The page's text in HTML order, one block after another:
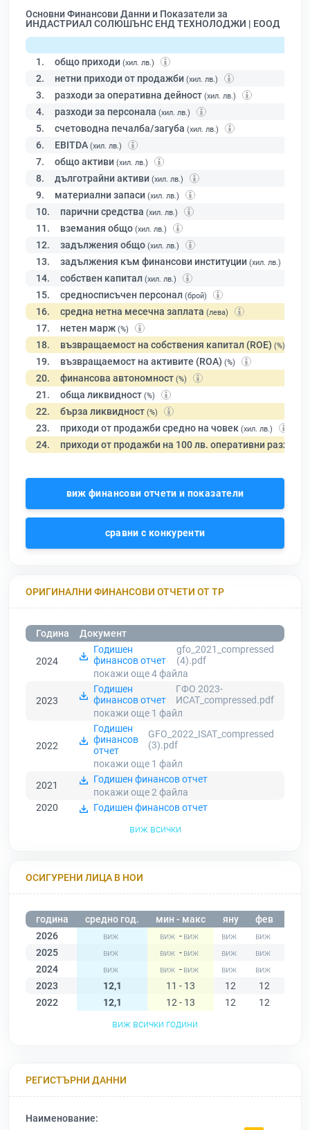
Основни Финансови Данни и Показатели за
ИНДАСТРИАЛ СОЛЮШЪНС ЕНД ТЕХНОЛОДЖИ | ЕООД
1. общо приходи (хил. лв.)
2. нетни приходи от продажби (хил. лв.)
3. разходи за оперативна дейност (хил. лв.)
4. разходи за персонала (хил. лв.)
5. счетоводна печалба/загуба (хил. лв.)
6. EBITDA (хил. лв.)
7. общо активи (хил. лв.)
8. дълготрайни активи (хил. лв.)
9. материални запаси (хил. лв.)
10. парични средства (хил. лв.)
11. вземания общо (хил. лв.)
12. задължения общо (хил. лв.)
13. задължения към финансови институции (хил. лв.)
14. собствен капитал (хил. лв.)
15. средносписъчен персонал (брой)
16. средна нетна месечна заплата (лева)
17. нетен марж (%)
18. възвращаемост на собствения капитал (ROE) (%)
19. възвращаемост на активите (ROA) (%)
20. финансова автономност (%)
21. обща ликвидност (%)
22. бърза ликвидност (%)
23. приходи от продажби средно на човек (хил. лв.)
24. приходи от продажби на 100 лв. оперативни разходи
виж финансови отчети и показатели
сравни с конкуренти
ОРИГИНАЛНИ ФИНАНСОВИ ОТЧЕТИ ОТ ТР
Година Документ
2024
Годишен
финансов отчет
gfo_2021_compressed
(4).pdf
покажи още 4файла
2023
Годишен
финансов отчет
ГФО 2023-
ИСАТ_compressed.pdf
покажи още 1 файл
2022
Годишен
финансов
отчет
GFO_2022_ISAT_compressed
(3).pdf
покажи още 1 файл
2021
Годишен финансов отчет
покажи още 2файла
2020
Годишен финансов отчет
виж всички
ОСИГУРЕНИ ЛИЦА В НОИ
година средно год. мин - макс яну фев
2026
-
2025
-
2024
-
2023
12,1 11 - 13 12 12
2022
12,1 12 - 13 12 12
виж всички години
РЕГИСТЪРНИ ДАННИ
Наименование: